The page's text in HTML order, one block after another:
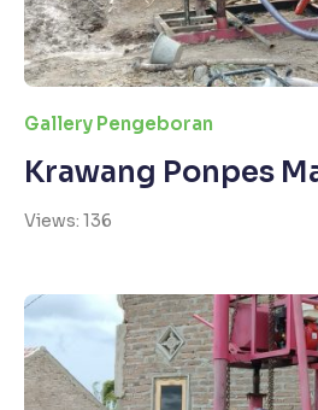
Gallery Pengeboran
Krawang Ponpes
Views: 136